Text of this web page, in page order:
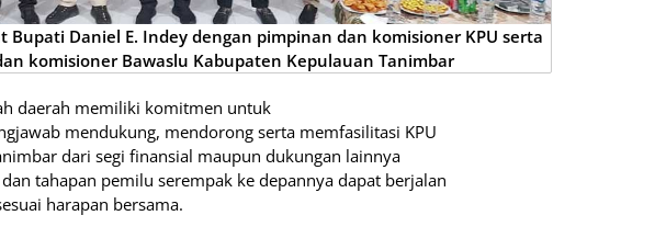
Bupati Daniel E. Indey dengan pimpinan dan komisioner KPU serta
komisioner Bawaslu Kabupaten Kepulauan Tanimbar
daerah memiliki komitmen untuk
mendukung, mendorong serta memfasilitasi KPU
dari segi finansial maupun dukungan lainnya
tahapan pemilu serempak ke depannya dapat berjalan
harapan bersama.